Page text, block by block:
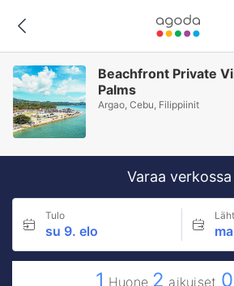
Beachfront Private
Palms
Argao, Cebu, Filippiinit
Varaa verkossa
Tulo
su 9. elo
1 Huone 2 aikuiset 0